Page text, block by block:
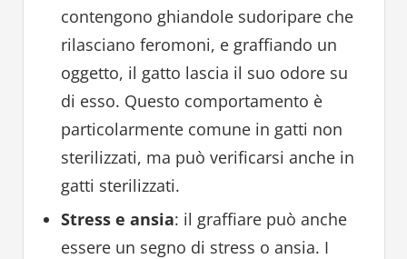
contengono ghiandole sudoripare che
rilasciano feromoni, e graffiando un
oggetto, il gatto lascia il suo odore su
di esso. Questo comportamento è
particolarmente comune in gatti non
sterilizzati, ma può verificarsi anche in
gatti sterilizzati.
Stress e ansia: il graffiare può anche
essere un segno di stress o ansia. I